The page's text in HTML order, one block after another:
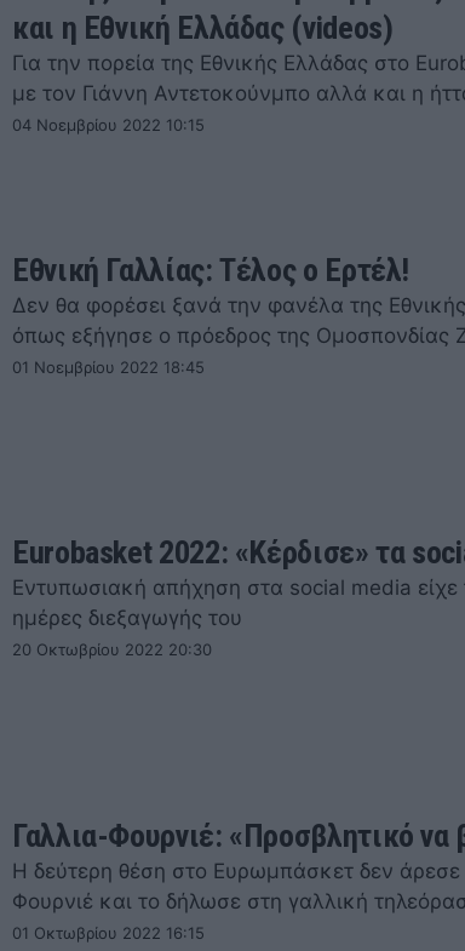
και η Εθνική Ελλάδας (videos)
Για την πορεία της Εθνικής Ελλάδας στο
με τον Γιάννη Αντετοκούνμπο αλλά και η
04 Νοεμβρίου 2022 10:15
Εθνική Γαλλίας: Τέλος ο Ερτέλ!
Δεν θα φορέσει ξανά την φανέλα της
όπως εξήγησε ο πρόεδρος της Ομοσπονδίας
01 Νοεμβρίου 2022 18:45
Eurobasket 2022: «Κέρδισε» τα
Εντυπωσιακή απήχηση στα social media είχε
ημέρες διεξαγωγής του
20 Οκτωβρίου 2022 20:30
Γαλλια-Φουρνιέ: «Προσβλητικό να
Η δεύτερη θέση στο Ευρωμπάσκετ δεν
Φουρνιέ και το δήλωσε στη γαλλική
01 Οκτωβρίου 2022 16:15